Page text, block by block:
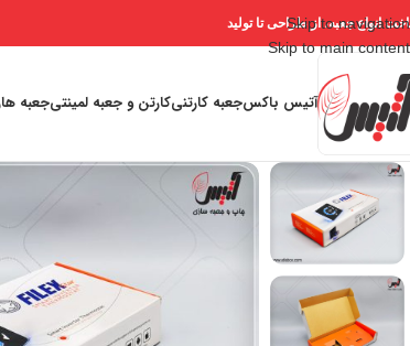
Skip to navigation
Skip to main content
انواع جعبه، از طراحی تا تولید
آتیس باکسجعبه کارتنیکارتن و جعبه لمینتیجعبه